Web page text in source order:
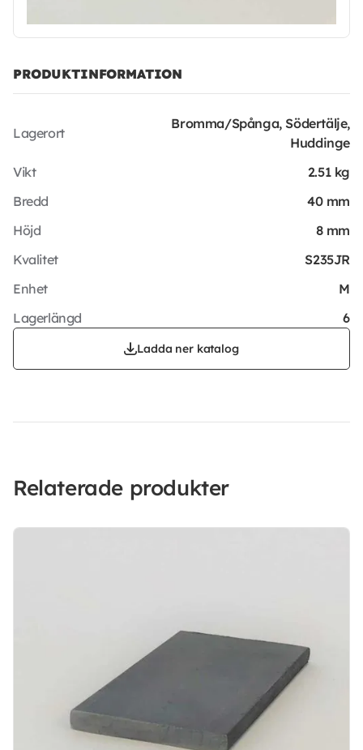
PRODUKTINFORMATION
Lagerort
Bromma/Spånga, Södertälje,
Huddinge
Vikt
2.51 kg
Bredd
40 mm
Höjd
8 mm
Kvalitet
S235JR
Enhet
M
Lagerlängd
6
Ladda ner katalog
Relaterade produkter